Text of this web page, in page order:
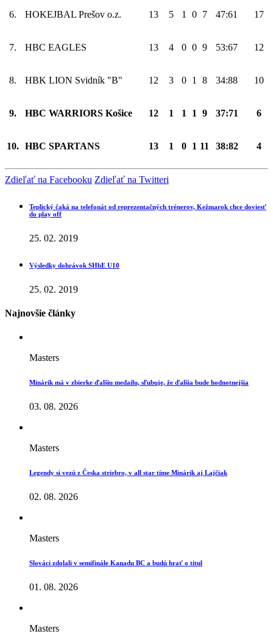
6. HOKEJBAL Prešov o.z. 13 5 1 0 7 47:61 17
7. HBC EAGLES 13 4 0 0 9 53:67 12
8. HBK LION Svidník "B" 12 3 0 1 8 34:88 10
9. HBC WARRIORS Košice 12 1 1 1 9 37:71 6
10. HBC SPARTANS 13 1 0 1 11 38:82 4
Zdieľať na Facebooku Zdieľať na Twitteri
Teplický čaká na telefonát od reprezentačných trénerov, Kežmarok chce doviesť
do play off
25. 02. 2019
Výsledky dohrávok SHbE U10
25. 02. 2019
Najnovšie články
Masters
Minárik má v zbierke ďalšiu medailu, sľubuje, že ďalšia bude hodnotnejšia
03. 08. 2026
Masters
Legendy si vezú z Česka striebro, v all star tíme Minárik aj Lajčiak
02. 08. 2026
Masters
Slováci zdolali v semifinále Kanadu BC a budú hrať o titul
01. 08. 2026
Masters